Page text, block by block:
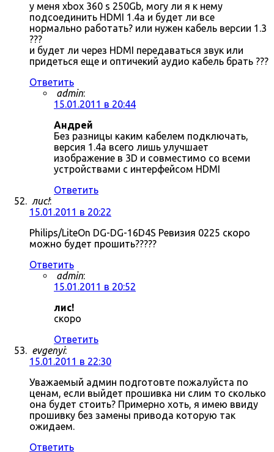
у меня xbox 360 s 250Gb, могу ли я к нему
подсоединить HDMI 1.4a и будет ли все
нормально работать? или нужен кабель версии 1.3
???
и будет ли через HDMI передаваться звук или
придеться еще и оптичекий аудио кабель брать ???
Ответить
admin:
15.01.2011 в 20:44
Андрей
Без разницы каким кабелем подключать,
версия 1.4a всего лишь улучшает
изображение в 3D и совместимо со всеми
устройствами с интерфейсом HDMI
Ответить
лис!:
15.01.2011 в 20:22
Philips/LiteOn DG-DG-16D4S Ревизия 0225 скоро
можно будет прошить?????
Ответить
admin:
15.01.2011 в 20:52
лис!
скоро
Ответить
evgenyi:
15.01.2011 в 22:30
Уважаемый админ подготовте пожалуйста по
ценам, если выйдет прошивка ни слим то сколько
она будет стоить? Примерно хоть, я имею ввиду
прошивку без замены привода которую так
ожидаем.
Ответить